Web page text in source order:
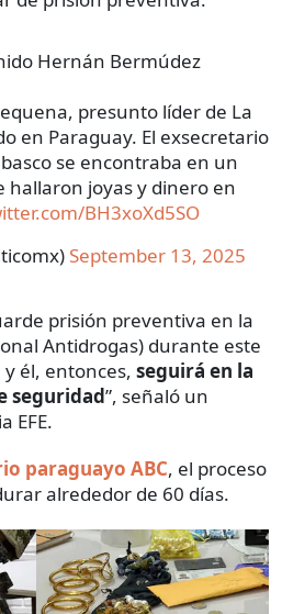
Hernán Bermúdez
presunto líder de La
en Paraguay. El exsecretario
se encontraba en un
hallaron joyas y dinero en
BH3xoXd5SO
September 13, 2025
prisión preventiva en la
Antidrogas) durante este
él, entonces, seguirá en la
seguridad”, señaló un
EFE.
paraguayo ABC, el proceso
alrededor de 60 días.